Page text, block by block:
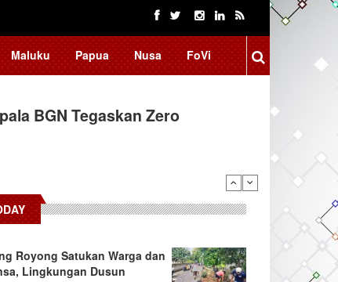
Maluku Papua Nusa FoVi
BGN Tegaskan Zero
Raih Prestasi Akademik
Royong Satukan Warga dan
Lingkungan Dusun